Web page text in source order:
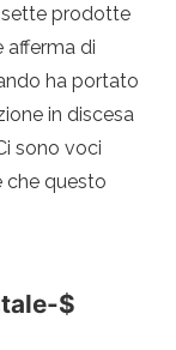
sette prodotte
afferma di
ha portato
in discesa
sono voci
che questo
$